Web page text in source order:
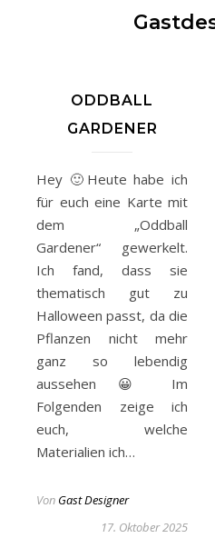
ODDBALL
GARDENER
Hey 🙂Heute habe ich
für euch eine Karte mit
dem „Oddball
Gardener“ gewerkelt.
Ich fand, dass sie
thematisch gut zu
Halloween passt, da die
Pflanzen nicht mehr
ganz so lebendig
aussehen 😀 Im
Folgenden zeige ich
euch, welche
Materialien ich…
Von Gast Designer
17. Oktober 2025